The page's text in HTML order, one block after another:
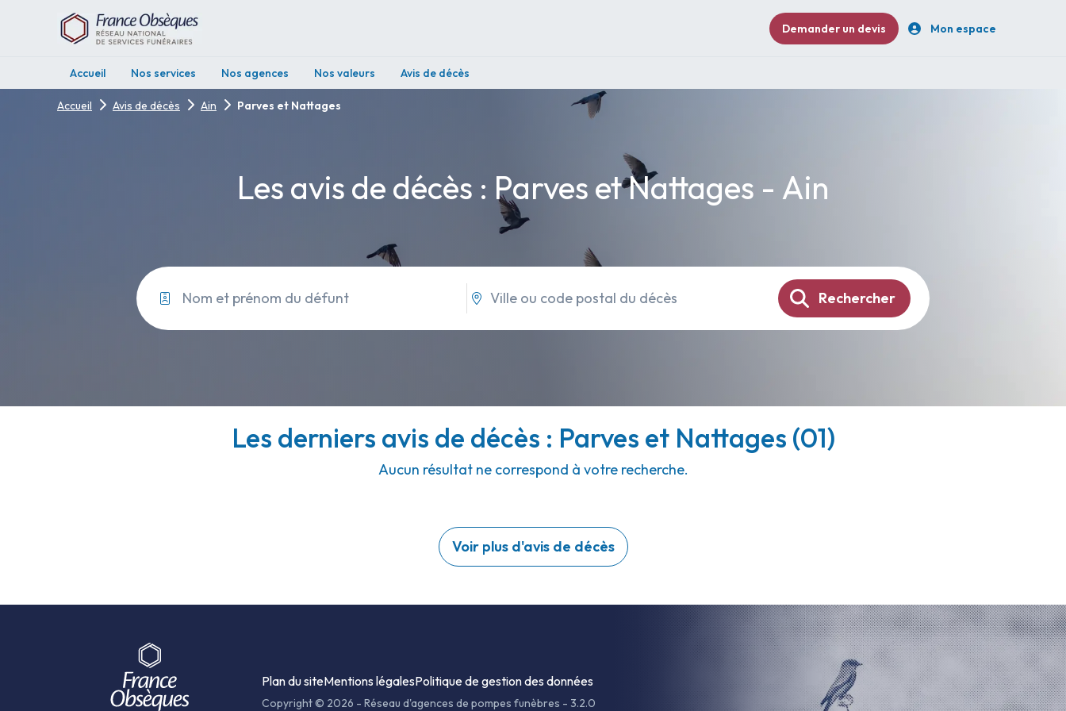
Demander un devis Mon espace
Accueil Nos services Nos agences Nos valeurs Avis de décès
Accueil Avis de décès Ain Parves et Nattages
Les avis de décès : Parves et Nattages - Ain
Rechercher
Les derniers avis de décès : Parves et Nattages (01)
Aucun résultat ne correspond à votre recherche.
Voir plus d'avis de décès
Plan du siteMentions légalesPolitique de gestion des données
Copyright © 2026 - Réseau d'agences de pompes funèbres - 3.2.0